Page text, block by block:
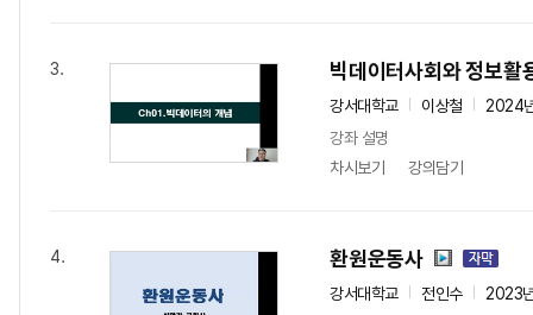
3. 빅데이터사회와 정보활
강서대학교 이상철
2024
강좌 설명
차시보기
강의담기
4. 환원운동사
강서대학교 전인수
2023